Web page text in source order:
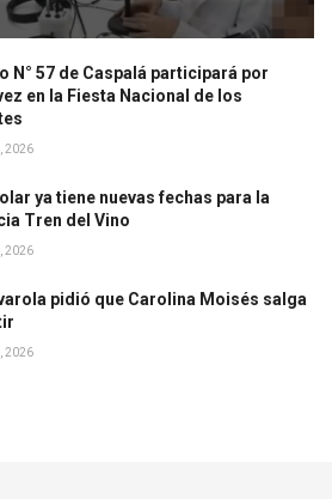
N° 57 de Caspalá participará por
en la Fiesta Nacional de los
2026
ya tiene nuevas fechas para la
Tren del Vino
2026
pidió que Carolina Moisés salga
2026